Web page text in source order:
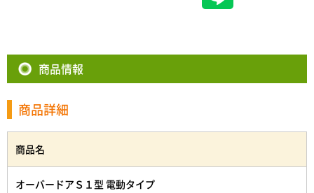
商品情報
商品詳細
商品名
オーバードアＳ１型 電動タイプ